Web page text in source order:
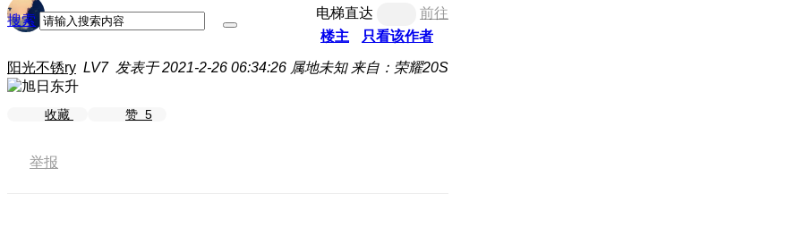
搜索 电梯直达
前往
楼主
只看该作者
阳光不锈ry LV7 发表于 2021-2-26 06:34:26 属地未知 来自：荣耀20S
收藏 赞 5
举报